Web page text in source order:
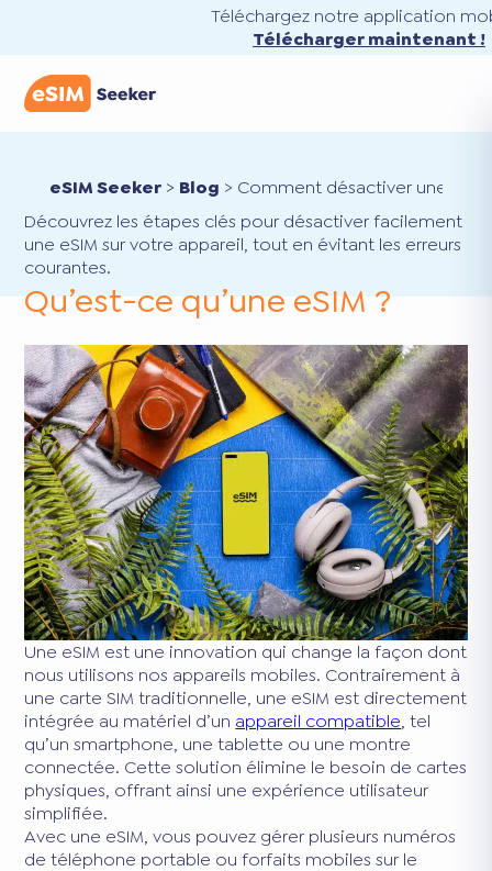
Téléchargez notre application
Télécharger maintenant !
eSIM Seeker> Blog > Comment désactiver une eSIM
Découvrez les étapes clés pour désactiver facilement
une eSIM sur votre appareil, tout en évitant les erreurs
courantes.
Qu’est-ce qu’une eSIM ?
Une eSIM est une innovation qui change la façon dont
nous utilisons nos appareils mobiles. Contrairement à
une carte SIM traditionnelle, une eSIM est directement
intégrée au matériel d’un appareil compatible, tel
qu’un smartphone, une tablette ou une montre
connectée. Cette solution élimine le besoin de cartes
physiques, offrant ainsi une expérience utilisateur
simplifiée.
Avec une eSIM, vous pouvez gérer plusieurs numéros
de téléphone portable ou forfaits mobiles sur le